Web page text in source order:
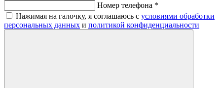
Номер телефона *
Нажимая на галочку, я соглашаюсь с условиями обработки
персональных данных и политикой конфиденциальности